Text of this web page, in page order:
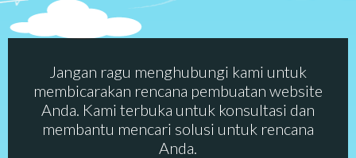
Jangan ragu menghubungi kami untuk
membicarakan rencana pembuatan website
Anda. Kami terbuka untuk konsultasi dan
membantu mencari solusi untuk rencana
Anda.